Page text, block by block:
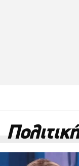
Πολιτική